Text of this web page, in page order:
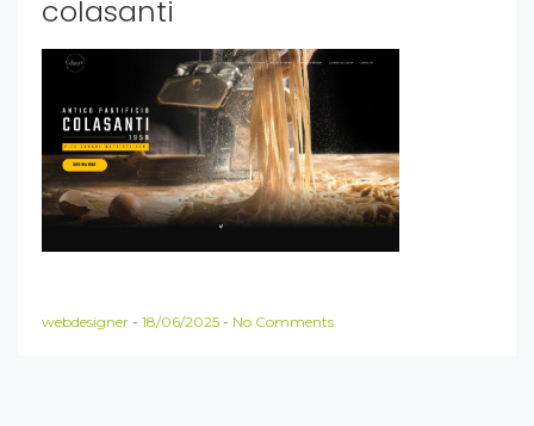
colasanti
webdesigner - 18/06/2025 - No Comments